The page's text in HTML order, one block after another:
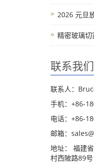
2026 元旦
精密玻璃
联系我们
联系人：
手机：+86-
电话：+86-
邮箱：
地址： 福建
村西陂路89